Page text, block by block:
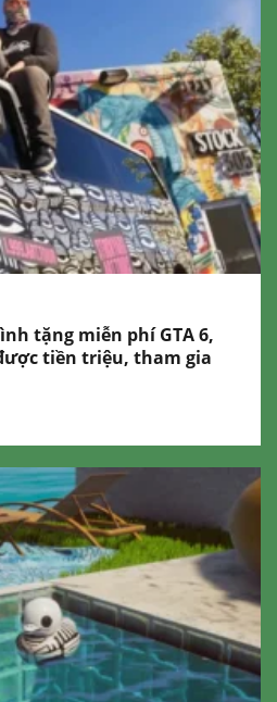
tặng miễn phí GTA 6,
tiền triệu, tham gia